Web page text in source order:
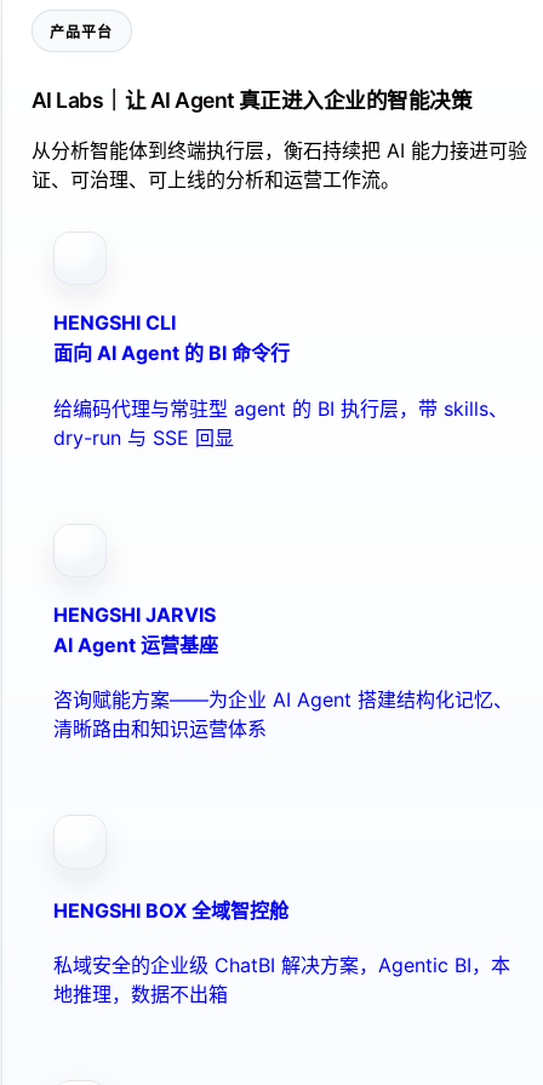
产品平台
AI Labs｜让 AI Agent 真正进入企业的智能决策
从分析智能体到终端执行层，衡石持续把 AI 能力接进可验
证、可治理、可上线的分析和运营工作流。
HENGSHI CLI
面向 AI Agent 的 BI 命令行
给编码代理与常驻型 agent 的 BI 执行层，带 skills、
dry-run 与 SSE 回显
HENGSHI JARVIS
AI Agent 运营基座
咨询赋能方案——为企业 AI Agent 搭建结构化记忆、
清晰路由和知识运营体系
HENGSHI BOX 全域智控舱
私域安全的企业级 ChatBI 解决方案，Agentic BI，本
地推理，数据不出箱